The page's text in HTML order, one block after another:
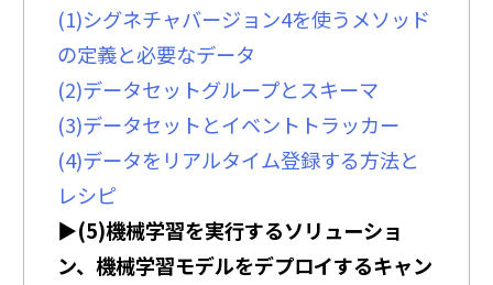
(1)シグネチャバージョン4を使うメソッド
の定義と必要なデータ
(2)データセットグループとスキーマ
(3)データセットとイベントトラッカー
(4)データをリアルタイム登録する方法と
レシピ
▶︎(5)機械学習を実行するソリューショ
ン、機械学習モデルをデプロイするキャン